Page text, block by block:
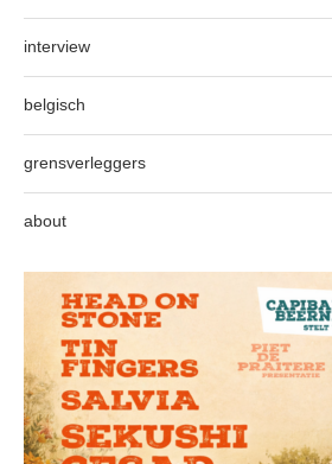
interview
belgisch
grensverleggers
about